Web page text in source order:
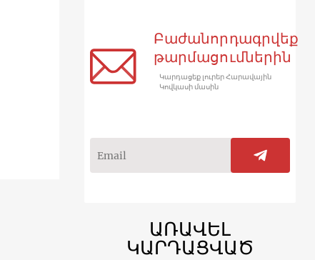
Բաժանորդագրվեք
թարմացումներին
Կարդացեք լուրեր Հարավային
Կովկասի մասին
ԱՌԱՎԵԼ
ԿԱՐԴԱՑՎԱԾ